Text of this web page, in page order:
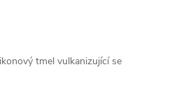
tmel vulkanizující se